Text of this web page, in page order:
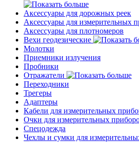
Аксессуары для дорожных реек
Аксессуары для измерительных
Аксессуары для плотномеров
Вехи геодезические
Молотки
Приемники излучения
Пробники
Отражатели
Переходники
Трегеры
Адаптеры
Кабели для измерительных
Очки для измерительных
Спецодежда
Чехлы и сумки для